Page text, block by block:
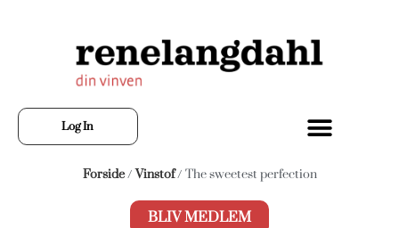
Log In
Forside/Vinstof/ The sweetest perfection
BLIV MEDLEM